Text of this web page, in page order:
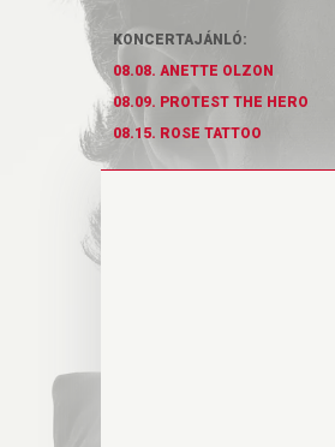
KONCERTAJÁNLÓ:
08.08. ANETTE OLZON
08.09. PROTEST THE HERO
08.15. ROSE TATTOO